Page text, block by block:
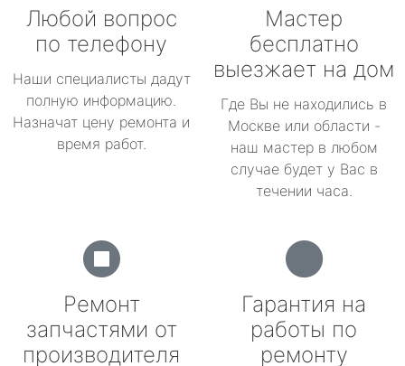
Любой вопрос
по телефону
Наши специалисты дадут
полную информацию.
Назначат цену ремонта и
время работ.
Мастер
бесплатно
выезжает на дом
Где Вы не находились в
Москве или области -
наш мастер в любом
случае будет у Вас в
течении часа.
Ремонт
запчастями от
производителя
Гарантия на
работы по
ремонту